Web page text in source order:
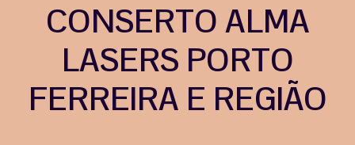
CONSERTO ALMA
LASERS PORTO
FERREIRA E REGIÃO